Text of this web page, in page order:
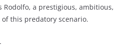
a prestigious, ambitious,
this predatory scenario.